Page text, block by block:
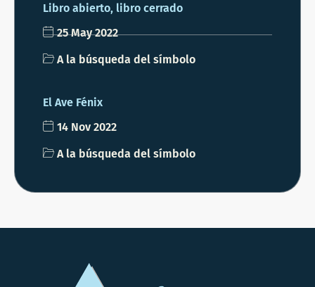
Libro abierto, libro cerrado
25 May 2022
A la búsqueda del símbolo
El Ave Fénix
14 Nov 2022
A la búsqueda del símbolo